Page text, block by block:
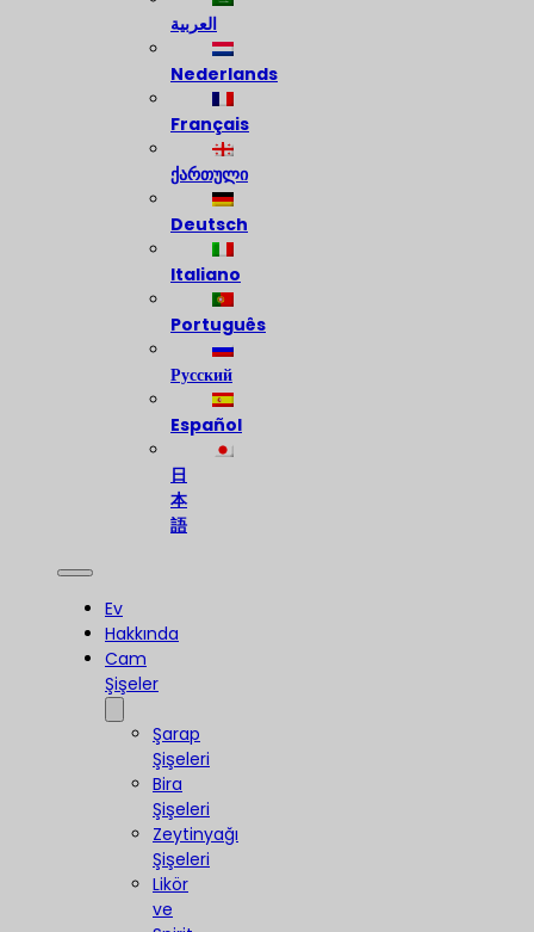
العربية
Nederlands
Français
ქართული
Deutsch
Italiano
Português
Русский
Español
日
本
語
Ev
Hakkında
Cam
Şişeler
Şarap
Şişeleri
Bira
Şişeleri
Zeytinyağı
Şişeleri
Likör
ve